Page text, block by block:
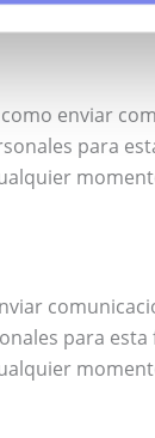
enviar
para
para esta